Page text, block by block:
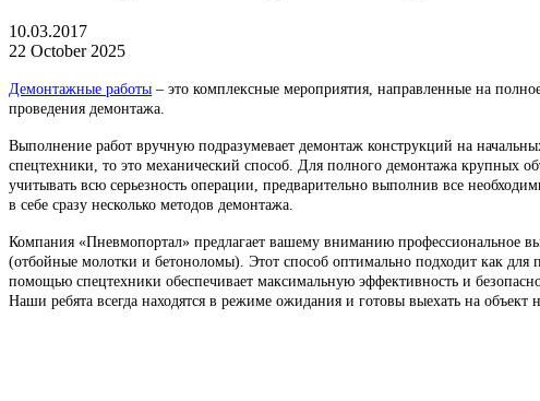
10.03.2017
22 October 2025
Демонтажные работы – это комплексные мероприятия, направленные на
проведения демонтажа.
Выполнение работ вручную подразумевает демонтаж конструкций на
спецтехники, то это механический способ. Для полного демонтажа крупных
учитывать всю серьезность операции, предварительно выполнив все
в себе сразу несколько методов демонтажа.
Компания «Пневмопортал» предлагает вашему вниманию профессиональное
(отбойные молотки и бетоноломы). Этот способ оптимально подходит как
помощью спецтехники обеспечивает максимальную эффективность и
Наши ребята всегда находятся в режиме ожидания и готовы выехать на объект